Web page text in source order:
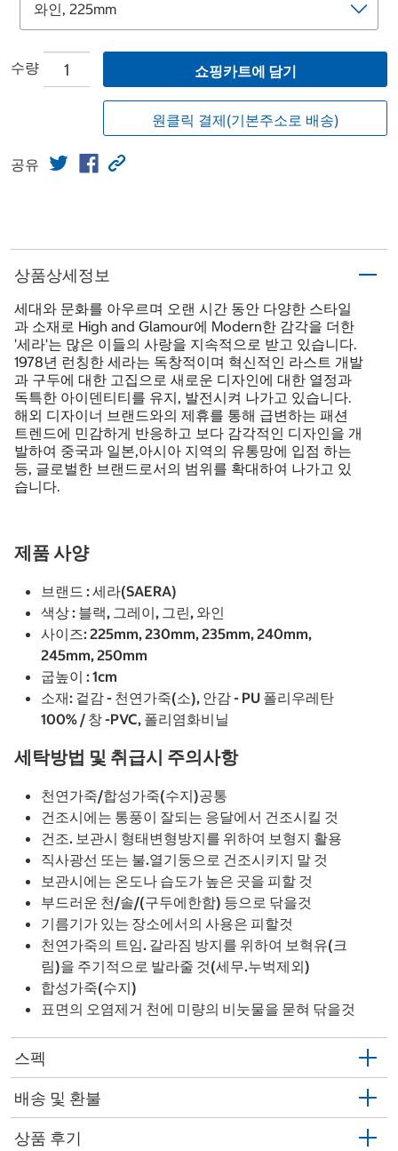
수량 쇼핑카트에 담기
원클릭 결제(기본주소로 배송)
공유
상품상세정보
세대와 문화를 아우르며 오랜 시간 동안 다양한 스타일
과 소재로 High and Glamour에 Modern한 감각을 더한
'세라'는 많은 이들의 사랑을 지속적으로 받고 있습니다.
1978년 런칭한 세라는 독창적이며 혁신적인 라스트 개발
과 구두에 대한 고집으로 새로운 디자인에 대한 열정과
독특한 아이덴티티를 유지, 발전시켜 나가고 있습니다.
해외 디자이너 브랜드와의 제휴를 통해 급변하는 패션
트렌드에 민감하게 반응하고 보다 감각적인 디자인을 개
발하여 중국과 일본,아시아 지역의 유통망에 입점 하는
등, 글로벌한 브랜드로서의 범위를 확대하여 나가고 있
습니다.
제품 사양
브랜드 : 세라(SAERA)
색상 : 블랙, 그레이, 그린, 와인
사이즈: 225mm, 230mm, 235mm, 240mm,
245mm, 250mm
굽높이 : 1cm
소재: 겉감 - 천연가죽(소), 안감 - PU 폴리우레탄
100% / 창 -PVC, 폴리염화비닐
세탁방법 및 취급시 주의사항
천연가죽/합성가죽(수지)공통
건조시에는 통풍이 잘되는 응달에서 건조시킬 것
건조. 보관시 형태변형방지를 위하여 보형지 활용
직사광선 또는 불.열기둥으로 건조시키지 말 것
보관시에는 온도나 습도가 높은 곳을 피할 것
부드러운 천/솔/(구두에한함) 등으로 닦을것
기름기가 있는 장소에서의 사용은 피할것
천연가죽의 트임. 갈라짐 방지를 위하여 보혁유(크
림)을 주기적으로 발라줄 것(세무.누벅제외)
합성가죽(수지)
표면의 오염제거 천에 미량의 비눗물을 묻혀 닦을것
스펙
배송 및 환불
상품 후기